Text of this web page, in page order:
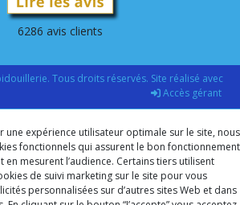
6286 avis clients
Tous droits réservés. Site réalisé avec
Accès gérant
une expérience utilisateur optimale sur le site, nous
fonctionnels qui assurent le bon fonctionnement
en mesurent l’audience. Certains tiers utilisent
de suivi marketing sur le site pour vous
personnalisées sur d’autres sites Web et dans